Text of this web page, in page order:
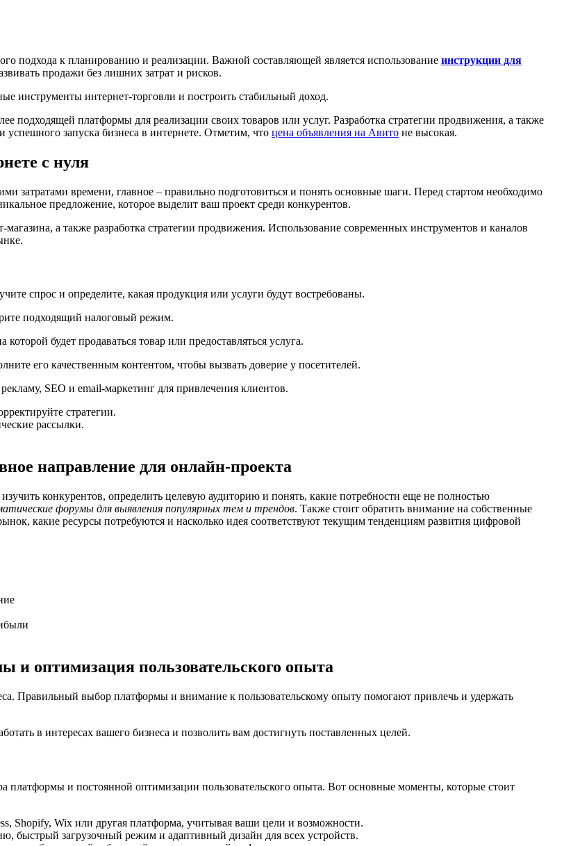
подхода к планированию и реализации. Важной составляющей является использование инструкции для
продажи без лишних затрат и рисков.
инструменты интернет-торговли и построить стабильный доход.
платформы для реализации своих товаров или услуг. Разработка стратегии продвижения, а также
успешного запуска бизнеса в интернете. Отметим, что цена объявления на Авито не высокая.
с нуля
времени, главное – правильно подготовиться и понять основные шаги. Перед стартом необходимо
предложение, которое выделит ваш проект среди конкурентов.
а также разработка стратегии продвижения. Использование современных инструментов и каналов
спрос и определите, какая продукция или услуги будут востребованы.
подходящий налоговый режим.
будет продаваться товар или предоставляться услуга.
его качественным контентом, чтобы вызвать доверие у посетителей.
SEO и email-маркетинг для привлечения клиентов.
стратегии.
рассылки.
направление для онлайн-проекта
конкурентов, определить целевую аудиторию и понять, какие потребности еще не полностью
форумы для выявления популярных тем и трендов. Также стоит обратить внимание на собственные
какие ресурсы потребуются и насколько идея соответствуют текущим тенденциям развития цифровой
и оптимизация пользовательского опыта
Правильный выбор платформы и внимание к пользовательскому опыту помогают привлечь и удержать
в интересах вашего бизнеса и позволить вам достигнуть поставленных целей.
платформы и постоянной оптимизации пользовательского опыта. Вот основные моменты, которые стоит
Shopify, Wix или другая платформа, учитывая ваши цели и возможности.
быстрый загрузочный режим и адаптивный дизайн для всех устройств.